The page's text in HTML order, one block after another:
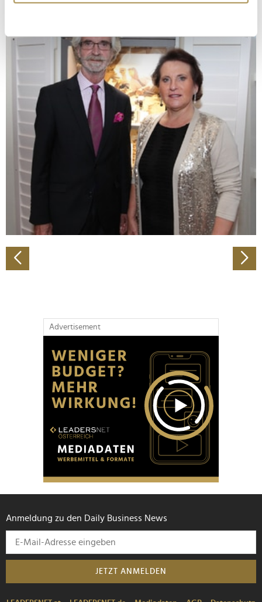
erfassen, welche bis auf einige Meter genau sein
bestimmten Merkmalen (Fingerprinting) identifizieren
Erfahren Sie mehr darüber, wie Ihre persönlichen Daten
verarbeitet werden, und legen Sie Ihre Präferenzen im
Abschnitt Einzelheiten fest.
Wir verwenden Cookies, um Inhalte und Anzeigen zu
personalisieren, Funktionen für soziale Medien anbieten
zu können und die Zugriffe auf unsere Website zu
analysieren. Außerdem geben wir Informationen zu Ihrer
Verwendung unserer Website an unsere Partner für
soziale Medien, Werbung und Analysen weiter. Unsere
Partner führen diese Informationen möglicherweise mit
weiteren Daten zusammen, die Sie ihnen bereitgestellt
haben oder die sie im Rahmen Ihrer Nutzung der Dienste
gesammelt haben.
Advertisement
Anmeldung zu den Daily Business News
JETZT ANMELDEN